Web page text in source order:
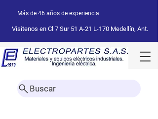
Más de 46 años de experiencia
Visitenos en Cl 7 Sur 51 A-21 L-170 Medellín, Ant.
Buscar